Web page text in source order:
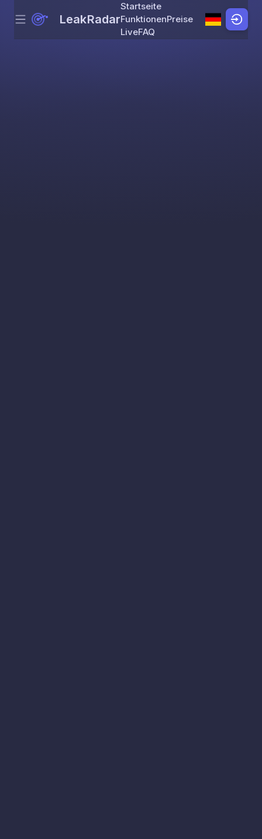
Skip to content
Menu LeakRadar
Startseite
FunktionenPreise
LiveFAQ